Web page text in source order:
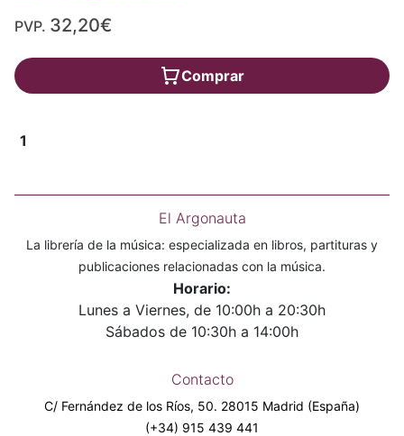
PVP. 32,20€
Comprar
1
El Argonauta
La librería de la música: especializada en libros, partituras y
publicaciones relacionadas con la música.
Horario:
Lunes a Viernes, de 10:00h a 20:30h
Sábados de 10:30h a 14:00h
Contacto
C/ Fernández de los Ríos, 50. 28015 Madrid (España)
(+34) 915 439 441